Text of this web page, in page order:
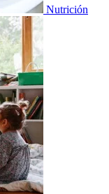
Nutrición